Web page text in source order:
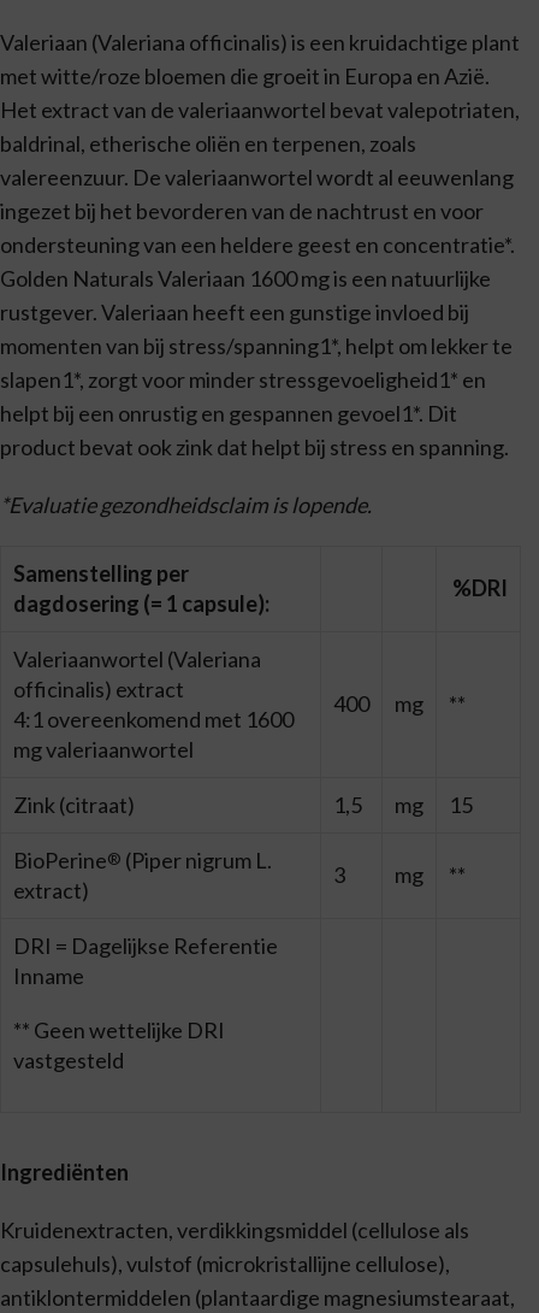
Valeriaan (Valeriana officinalis) is een kruidachtige plant
met witte/roze bloemen die groeit in Europa en Azië.
Het extract van de valeriaanwortel bevat valepotriaten,
baldrinal, etherische oliën en terpenen, zoals
valereenzuur. De valeriaanwortel wordt al eeuwenlang
ingezet bij het bevorderen van de nachtrust en voor
ondersteuning van een heldere geest en concentratie*.
Golden Naturals Valeriaan 1600 mg is een natuurlijke
rustgever. Valeriaan heeft een gunstige invloed bij
momenten van bij stress/spanning1*, helpt om lekker te
slapen1*, zorgt voor minder stressgevoeligheid1* en
helpt bij een onrustig en gespannen gevoel1*. Dit
product bevat ook zink dat helpt bij stress en spanning.
*Evaluatie gezondheidsclaim is lopende.
Samenstelling per
dagdosering (= 1 capsule):
%DRI
Valeriaanwortel (Valeriana
officinalis) extract
4:1 overeenkomend met 1600
mg valeriaanwortel
400 mg **
Zink (citraat) 1,5 mg 15
BioPerine® (Piper nigrum L.
extract)
3 mg **
DRI = Dagelijkse Referentie
Inname
** Geen wettelijke DRI
vastgesteld
Ingrediënten
Kruidenextracten, verdikkingsmiddel (cellulose als
capsulehuls), vulstof (microkristallijne cellulose),
antiklontermiddelen (plantaardige magnesiumstearaat,